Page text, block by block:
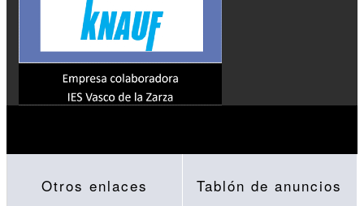
Otros enlaces Tablón de anuncios